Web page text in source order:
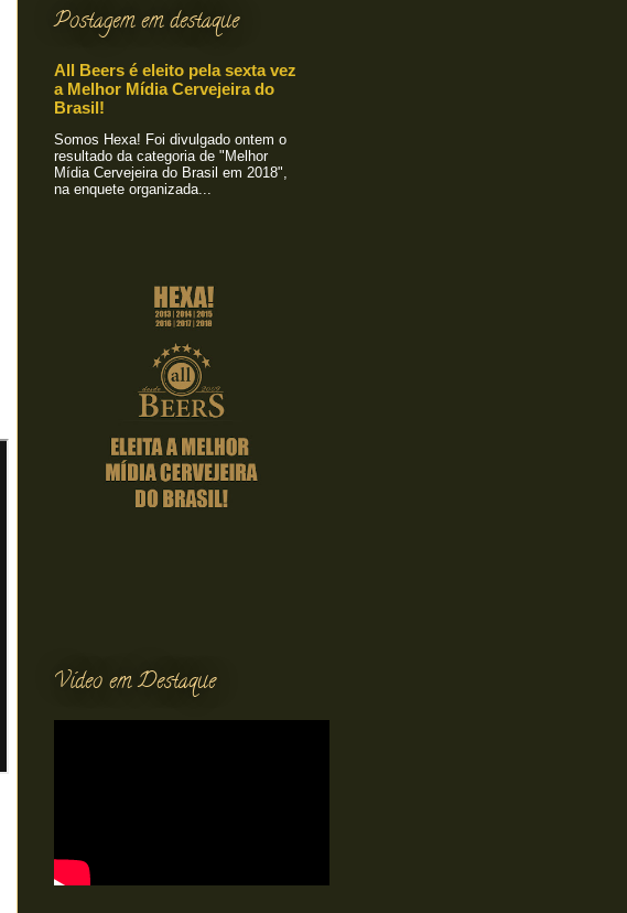
Postagem em destaque
All Beers é eleito pela sexta vez
a Melhor Mídia Cervejeira do
Brasil!
Somos Hexa! Foi divulgado ontem o
resultado da categoria de "Melhor
Mídia Cervejeira do Brasil em 2018",
na enquete organizada...
Vídeo em Destaque